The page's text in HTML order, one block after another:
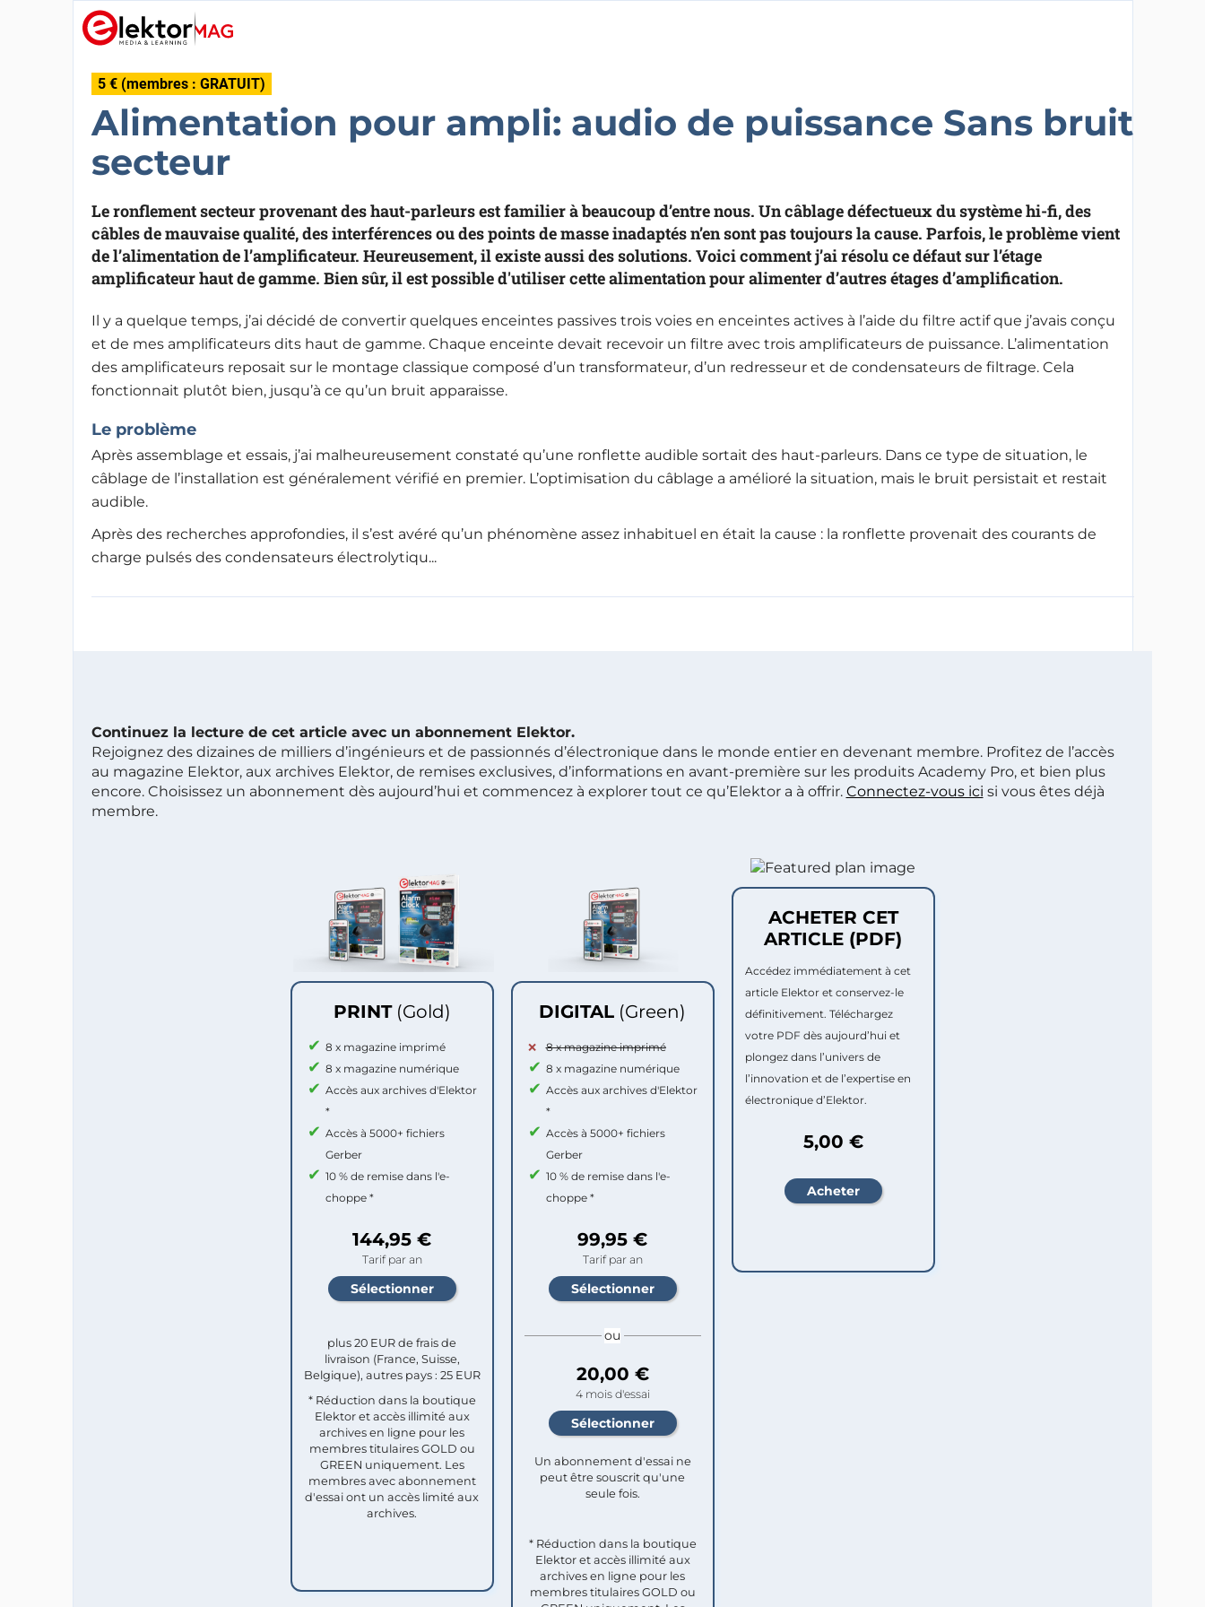
5 € (membres : GRATUIT)
Alimentation pour ampli: audio de puissance Sans bruit
secteur
Le ronflement secteur provenant des haut-parleurs est familier à beaucoup d’entre nous. Un câblage défectueux du système hi-fi, des
câbles de mauvaise qualité, des interférences ou des points de masse inadaptés n’en sont pas toujours la cause. Parfois, le problème vient
de l’alimentation de l’amplificateur. Heureusement, il existe aussi des solutions. Voici comment j’ai résolu ce défaut sur l’étage
amplificateur haut de gamme. Bien sûr, il est possible d'utiliser cette alimentation pour alimenter d’autres étages d’amplification.
Il y a quelque temps, j’ai décidé de convertir quelques enceintes passives trois voies en enceintes actives à l’aide du filtre actif que j’avais conçu
et de mes amplificateurs dits haut de gamme. Chaque enceinte devait recevoir un filtre avec trois amplificateurs de puissance. L’alimentation
des amplificateurs reposait sur le montage classique composé d’un transformateur, d’un redresseur et de condensateurs de filtrage. Cela
fonctionnait plutôt bien, jusqu’à ce qu’un bruit apparaisse.
Le problème
Après assemblage et essais, j’ai malheureusement constaté qu’une ronflette audible sortait des haut-parleurs. Dans ce type de situation, le
câblage de l’installation est généralement vérifié en premier. L’optimisation du câblage a amélioré la situation, mais le bruit persistait et restait
audible.
Après des recherches approfondies, il s’est avéré qu’un phénomène assez inhabituel en était la cause : la ronflette provenait des courants de
charge pulsés des condensateurs électrolytiqu...
Continuez la lecture de cet article avec un abonnement Elektor.
Rejoignez des dizaines de milliers d’ingénieurs et de passionnés d’électronique dans le monde entier en devenant membre. Profitez de l’accès
au magazine Elektor, aux archives Elektor, de remises exclusives, d’informations en avant-première sur les produits Academy Pro, et bien plus
encore. Choisissez un abonnement dès aujourd’hui et commencez à explorer tout ce qu’Elektor a à offrir. Connectez-vous ici si vous êtes déjà
membre.
PRINT (Gold)
8 x magazine imprimé
8 x magazine numérique
Accès aux archives d'Elektor
*
Accès à 5000+ fichiers
Gerber
10 % de remise dans l'e-
choppe *
144,95 €
Tarif par an
plus 20 EUR de frais de
livraison (France, Suisse,
Belgique), autres pays : 25 EUR
* Réduction dans la boutique
Elektor et accès illimité aux
archives en ligne pour les
membres titulaires GOLD ou
GREEN uniquement. Les
membres avec abonnement
d'essai ont un accès limité aux
archives.
DIGITAL (Green)
8 x magazine imprimé
8 x magazine numérique
Accès aux archives d'Elektor
*
Accès à 5000+ fichiers
Gerber
10 % de remise dans l'e-
choppe *
99,95 €
Tarif par an
ou
20,00 €
4 mois d'essai
Un abonnement d'essai ne
peut être souscrit qu'une
seule fois.​
* Réduction dans la boutique
Elektor et accès illimité aux
archives en ligne pour les
membres titulaires GOLD ou
ACHETER CET
ARTICLE (PDF)
Accédez immédiatement à cet
article Elektor et conservez-le
définitivement. Téléchargez
votre PDF dès aujourd’hui et
plongez dans l’univers de
l’innovation et de l’expertise en
électronique d’Elektor.
5,00 €